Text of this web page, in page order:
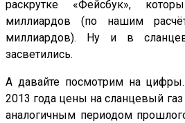
раскрутке «Фейсбук»,
миллиардов (по нашим
миллиардов). Ну и в
засветились.
А давайте посмотрим на
2013 года цены на сланцевый
аналогичным периодом